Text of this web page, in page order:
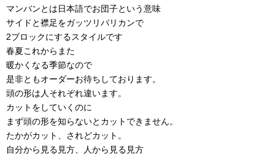
マンバンとは日本語でお団子という意味
サイドと襟足をガッツリバリカンで
2ブロックにするスタイルです
春夏これからまた
暖かくなる季節なので
是非ともオーダーお待ちしております。
頭の形は人それぞれ違います。
カットをしていくのに
まず頭の形を知らないとカットできません。
たかがカット、されどカット。
自分から見る見方、人から見る見方